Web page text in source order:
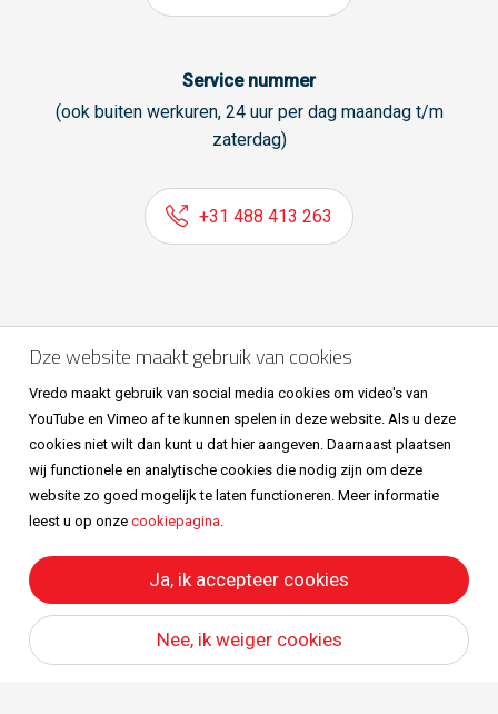
Service nummer
(ook buiten werkuren, 24 uur per dag maandag t/m
zaterdag)
+31 488 413 263
Volg ons ook op
All right reserved © Vredo 2026.
Sitemap
Dze website maakt gebruik van cookies
Vredo maakt gebruik van social media cookies om video's van
YouTube en Vimeo af te kunnen spelen in deze website. Als u deze
cookies niet wilt dan kunt u dat hier aangeven. Daarnaast plaatsen
wij functionele en analytische cookies die nodig zijn om deze
website zo goed mogelijk te laten functioneren. Meer informatie
leest u op onze cookiepagina.
Ja, ik accepteer cookies
Nee, ik weiger cookies